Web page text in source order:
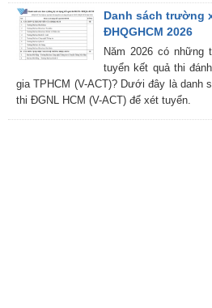
Danh sách trường
ĐHQGHCM 2026
Năm 2026 có
tuyển kết quả thi
gia TPHCM (V-ACT)? Dưới đây là danh
thi ĐGNL HCM (V-ACT) để xét tuyển.